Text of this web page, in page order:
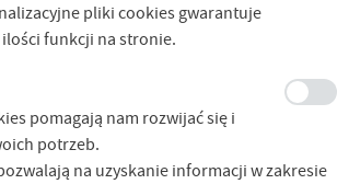
pliki cookies gwarantuje
funkcji na stronie.
pomagają nam rozwijać się i
potrzeb.
na uzyskanie informacji w zakresie